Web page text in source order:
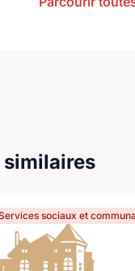
similaires
sociaux et